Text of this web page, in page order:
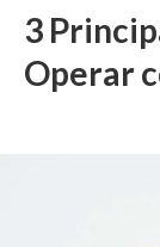
3
Operar